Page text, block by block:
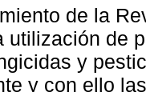
de la
utilización de
y
y con ello